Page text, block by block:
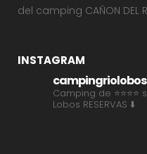
del camping CAÑON DEL
INSTAGRAM
campingriolobos
Camping de
Lobos RESERVAS ⬇️